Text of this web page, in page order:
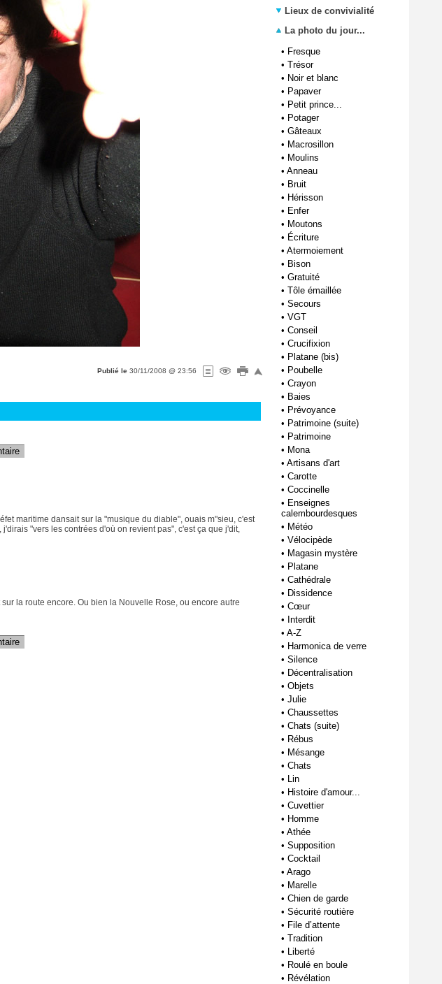
Publié le 30/11/2008 @ 23:56
maritime dansait sur la "musique du diable", ouais m"sieu, c'est
"vers les contrées d'où on revient pas", c'est ça que j'dit,
la route encore. Ou bien la Nouvelle Rose, ou encore autre
Lieux de convivialité
La photo du jour...
• Fresque
• Trésor
• Noir et blanc
• Papaver
• Petit prince...
• Potager
• Gâteaux
• Macrosillon
• Moulins
• Anneau
• Bruit
• Hérisson
• Enfer
• Moutons
• Écriture
• Atermoiement
• Bison
• Gratuité
• Tôle émaillée
• Secours
• VGT
• Conseil
• Crucifixion
• Platane (bis)
• Poubelle
• Crayon
• Baies
• Prévoyance
• Patrimoine (suite)
• Patrimoine
• Mona
• Artisans d'art
• Carotte
• Coccinelle
• Enseignes
calembourdesques
• Météo
• Vélocipède
• Magasin mystère
• Platane
• Cathédrale
• Dissidence
• Cœur
• Interdit
• A-Z
• Harmonica de verre
• Silence
• Décentralisation
• Objets
• Julie
• Chaussettes
• Chats (suite)
• Rébus
• Mésange
• Chats
• Lin
• Histoire d'amour...
• Cuvettier
• Homme
• Athée
• Supposition
• Cocktail
• Arago
• Marelle
• Chien de garde
• Sécurité routière
• File d’attente
• Tradition
• Liberté
• Roulé en boule
• Révélation